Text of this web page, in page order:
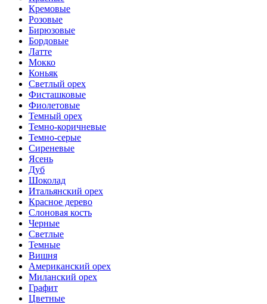
Кремовые
Розовые
Бирюзовые
Бордовые
Латте
Мокко
Коньяк
Светлый орех
Фисташковые
Фиолетовые
Темный орех
Темно-коричневые
Темно-серые
Сиреневые
Ясень
Дуб
Шоколад
Итальянский орех
Красное дерево
Слоновая кость
Черные
Светлые
Темные
Вишня
Американский орех
Миланский орех
Графит
Цветные